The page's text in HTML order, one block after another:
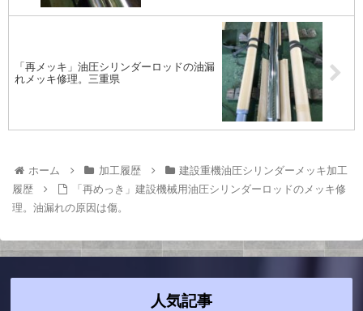
「再メッキ」油圧シリンダーロッドの油漏
れメッキ修理。三重県
ホーム 加工履歴
建設重機油圧シリンダーメッキ加工
履歴
「再めっき」建設機械用油圧シリンダーロッドのメッキ修
理。油漏れの原因は傷。
人気記事